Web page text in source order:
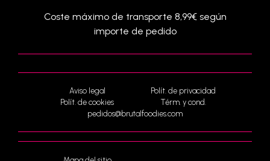
Coste máximo de transporte 8,99€ según
importe de pedido
Aviso legal
Polít. de privacidad
Polít. de cookies
Térm. y cond.
pedidos@brutalfoodies.com